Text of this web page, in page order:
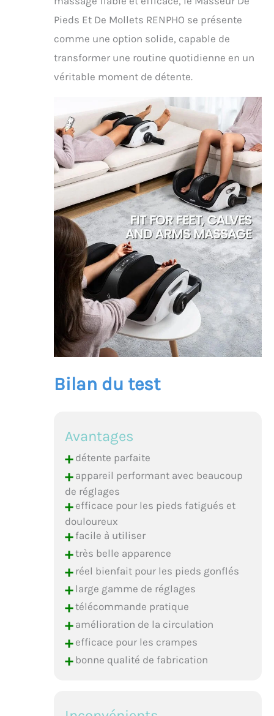
Pieds Et De Mollets RENPHO se présente
comme une option solide, capable de
transformer une routine quotidienne en un
véritable moment de détente.
Bilan du test
Avantages
+détente parfaite
+appareil performant avec beaucoup
de réglages
+efficace pour les pieds fatigués et
douloureux
+facile à utiliser
+très belle apparence
+réel bienfait pour les pieds gonflés
+large gamme de réglages
+télécommande pratique
+amélioration de la circulation
+efficace pour les crampes
+bonne qualité de fabrication